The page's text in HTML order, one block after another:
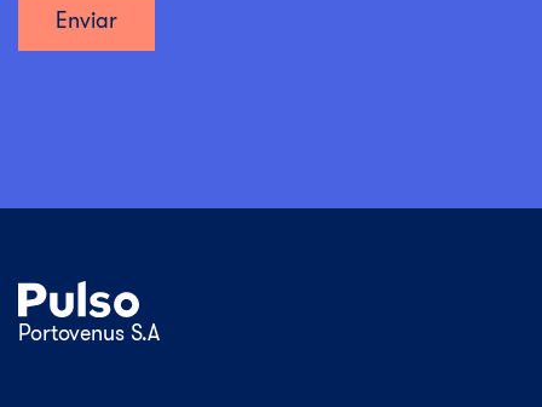
Portovenus S.A